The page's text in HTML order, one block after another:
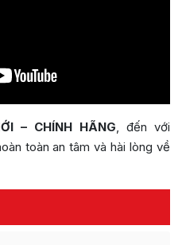
– CHÍNH HÃNG, đến với
toàn an tâm và hài lòng về